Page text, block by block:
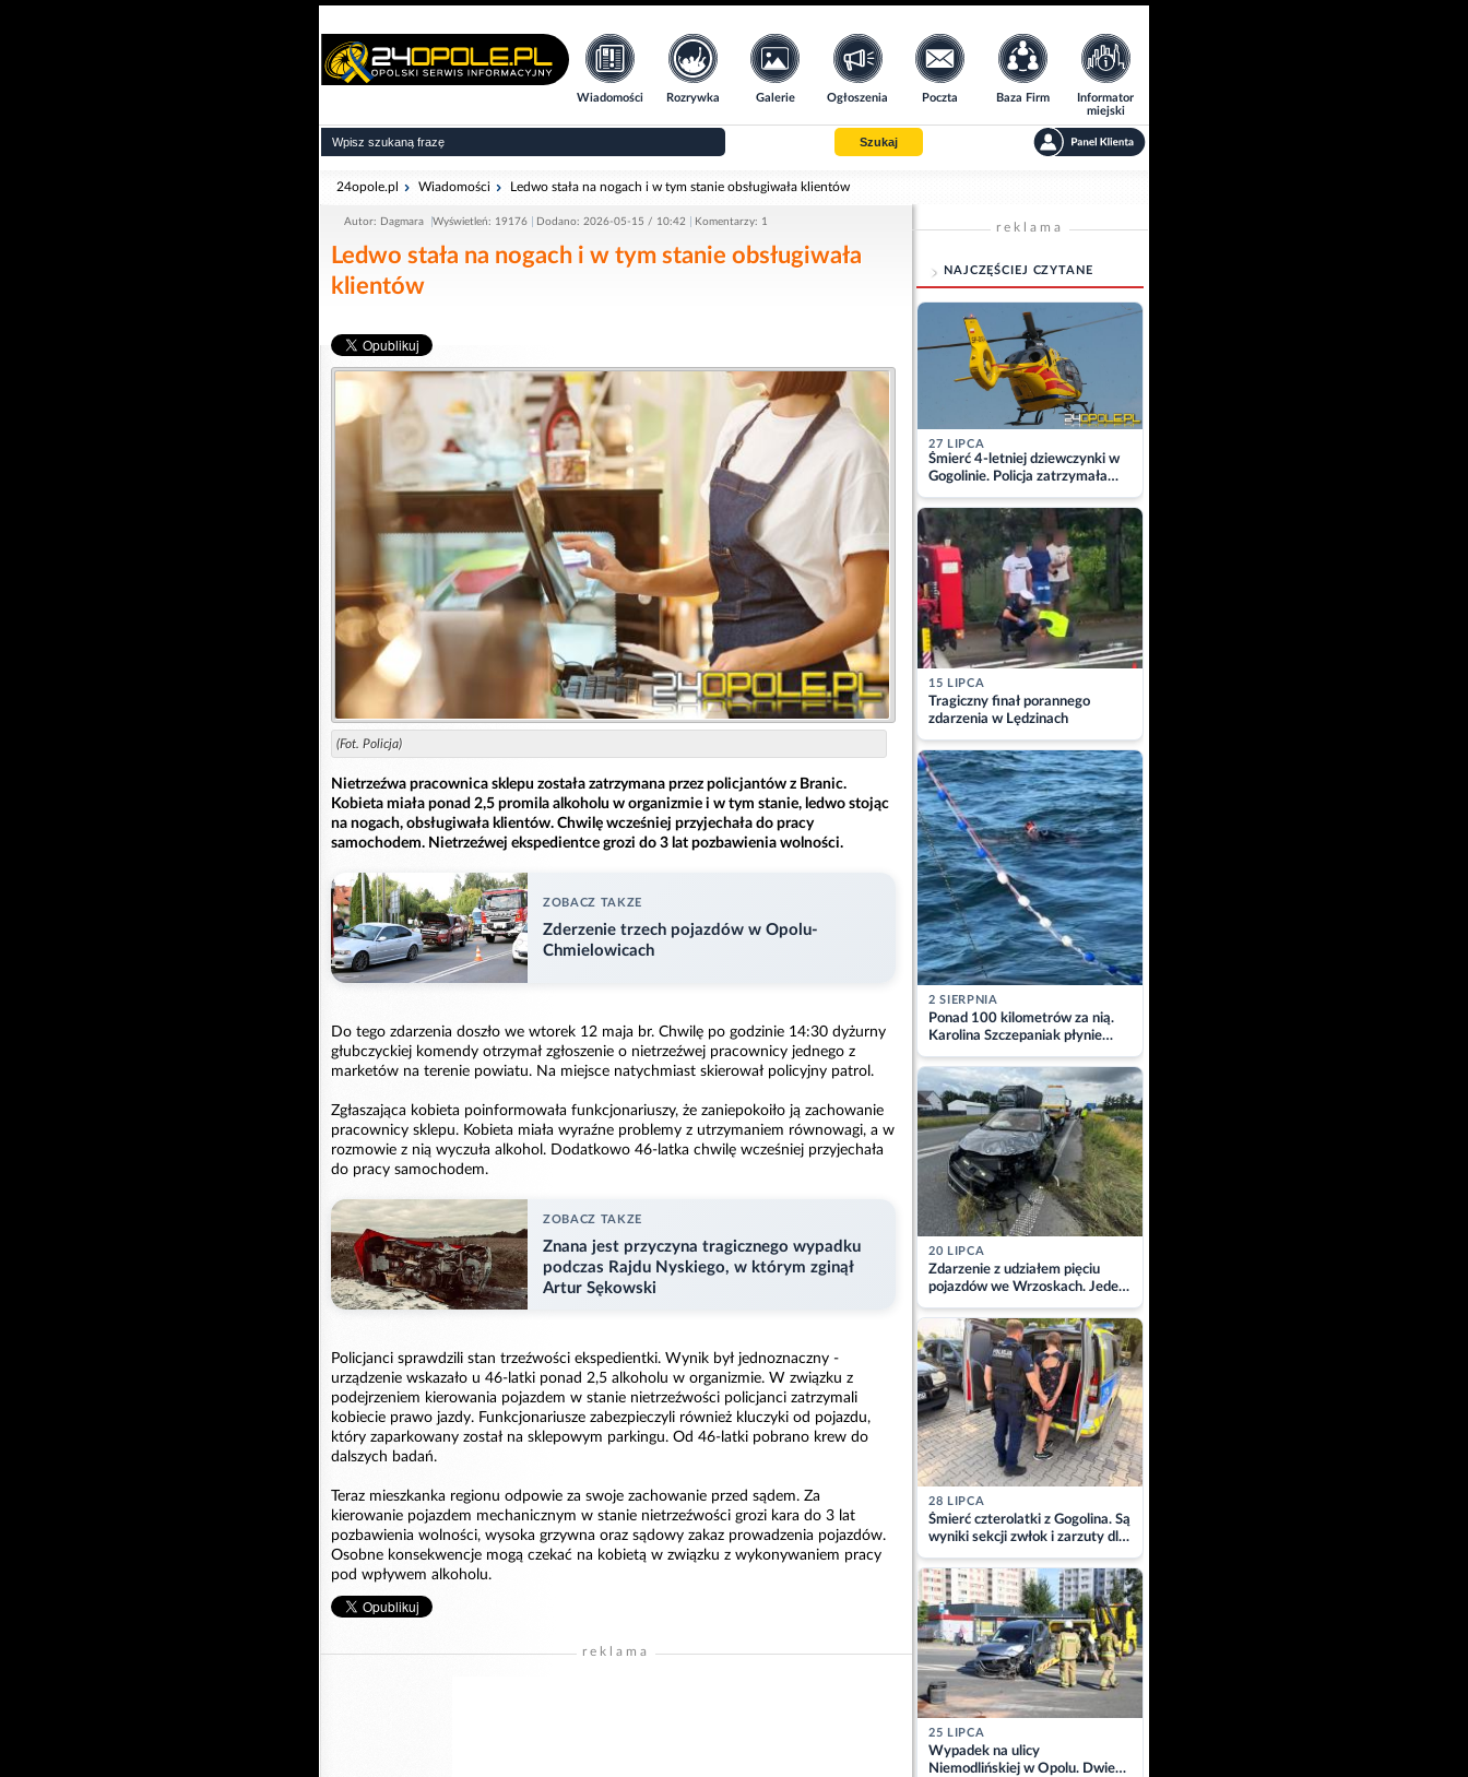
Wiadomości Rozrywka Galerie Ogłoszenia Poczta Baza Firm
Informator
miejski
Szukaj
24opole.pl Wiadomości Ledwo stała na nogach i w tym stanie obsługiwała klientów
Autor: Dagmara Wyświetleń: 19176 Dodano: 2026-05-15 / 10:42 Komentarzy: 1
Ledwo stała na nogach i w tym stanie obsługiwała
klientów
(Fot. Policja)
Nietrzeźwa pracownica sklepu została zatrzymana przez policjantów z Branic.
Kobieta miała ponad 2,5 promila alkoholu w organizmie i w tym stanie, ledwo stojąc
na nogach, obsługiwała klientów. Chwilę wcześniej przyjechała do pracy
samochodem. Nietrzeźwej ekspedientce grozi do 3 lat pozbawienia wolności.
ZOBACZ TAKZE
Zderzenie trzech pojazdów w Opolu-
Chmielowicach
Do tego zdarzenia doszło we wtorek 12 maja br. Chwilę po godzinie 14:30 dyżurny
głubczyckiej komendy otrzymał zgłoszenie o nietrzeźwej pracownicy jednego z
marketów na terenie powiatu. Na miejsce natychmiast skierował policyjny patrol.
Zgłaszająca kobieta poinformowała funkcjonariuszy, że zaniepokoiło ją zachowanie
pracownicy sklepu. Kobieta miała wyraźne problemy z utrzymaniem równowagi, a w
rozmowie z nią wyczuła alkohol. Dodatkowo 46-latka chwilę wcześniej przyjechała
do pracy samochodem.
ZOBACZ TAKZE
Znana jest przyczyna tragicznego wypadku
podczas Rajdu Nyskiego, w którym zginął
Artur Sękowski
Policjanci sprawdzili stan trzeźwości ekspedientki. Wynik był jednoznaczny -
urządzenie wskazało u 46-latki ponad 2,5 alkoholu w organizmie. W związku z
podejrzeniem kierowania pojazdem w stanie nietrzeźwości policjanci zatrzymali
kobiecie prawo jazdy. Funkcjonariusze zabezpieczyli również kluczyki od pojazdu,
który zaparkowany został na sklepowym parkingu. Od 46-latki pobrano krew do
dalszych badań.
Teraz mieszkanka regionu odpowie za swoje zachowanie przed sądem. Za
kierowanie pojazdem mechanicznym w stanie nietrzeźwości grozi kara do 3 lat
pozbawienia wolności, wysoka grzywna oraz sądowy zakaz prowadzenia pojazdów.
Osobne konsekwencje mogą czekać na kobietą w związku z wykonywaniem pracy
pod wpływem alkoholu.
reklama
reklama
NAJCZĘŚCIEJ CZYTANE
27 LIPCA
Śmierć 4-letniej dziewczynki w
Gogolinie. Policja zatrzymała
matkę
15 LIPCA
Tragiczny finał porannego
zdarzenia w Lędzinach
2 SIERPNIA
Ponad 100 kilometrów za nią.
Karolina Szczepaniak płynie
przez Bałtyk dla Piotra.
Aktualizacja
20 LIPCA
Zdarzenie z udziałem pięciu
pojazdów we Wrzoskach. Jeden
z kierowców zabrany w
kajdankach
28 LIPCA
Śmierć czterolatki z Gogolina. Są
wyniki sekcji zwłok i zarzuty dla
matki
25 LIPCA
Wypadek na ulicy
Niemodlińskiej w Opolu. Dwie